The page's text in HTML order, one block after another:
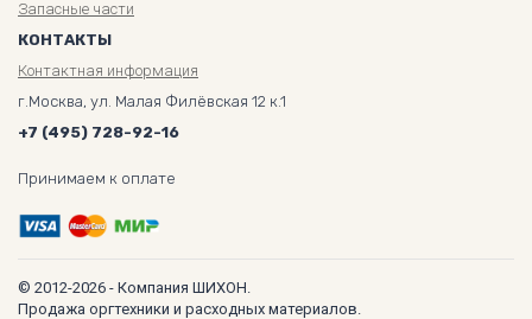
Запасные части
КОНТАКТЫ
Контактная информация
г.Москва, ул. Малая Филёвская 12 к.1
+7 (495) 728-92-16
Принимаем к оплате
© 2012-2026 - Компания ШИХОН.
Продажа оргтехники и расходных материалов.